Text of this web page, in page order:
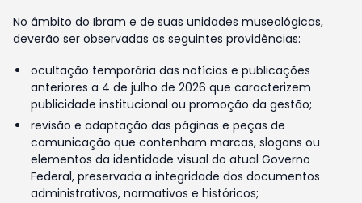
No âmbito do Ibram e de suas unidades museológicas,
deverão ser observadas as seguintes providências:
ocultação temporária das notícias e publicações
anteriores a 4 de julho de 2026 que caracterizem
publicidade institucional ou promoção da gestão;
revisão e adaptação das páginas e peças de
comunicação que contenham marcas, slogans ou
elementos da identidade visual do atual Governo
Federal, preservada a integridade dos documentos
administrativos, normativos e históricos;